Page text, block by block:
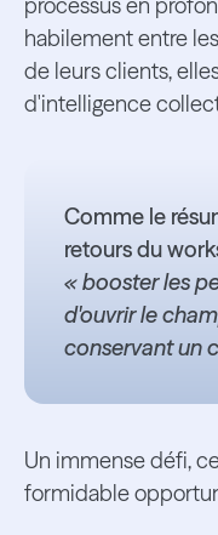
processus en
habilement entre
de leurs clients,
d'intelligence
Comme le
retours du
« booster les
d'ouvrir le
conservant un
Un immense défi,
formidable